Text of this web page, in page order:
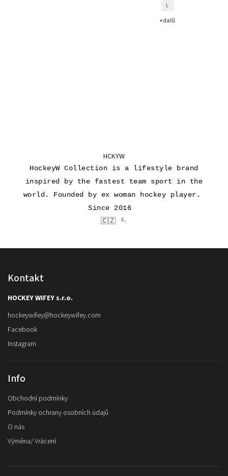
L
+ další
HCKYW
HockeyW Collection is a lifestyle brand
inspired by the fastest team sport in the
world. Founded by ex woman hockey player.
Since 2016
🇨🇿 🪡
Kontakt
HOCKEY WIFEY s.r.o.
hockeywifey@hockeywifey.com
Facebook
Instagram
Info
Obchodní podmínky
Podmínky ochrany osobních údajů
O nás
Výměna/ Vrácení